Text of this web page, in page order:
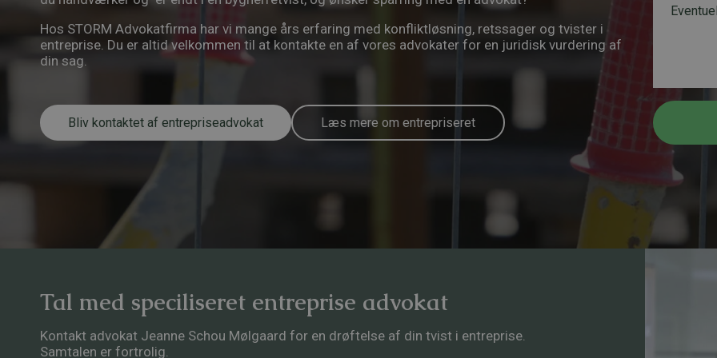
Hos STORM Advokatfirma har vi mange års erfaring med konfliktløsning, retssager og tvister i
entreprise. Du er altid velkommen til at kontakte en af vores advokater for en juridisk vurdering af
din sag.
Bliv kontaktet af entrepriseadvokat Læs mere om entrepriseret
Tal med speciliseret entreprise advokat
Kontakt advokat Jeanne Schou Mølgaard for en drøftelse af din tvist i entreprise.
Samtalen er fortrolig.